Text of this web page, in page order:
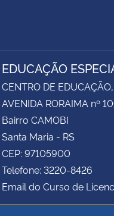
EDUCAÇÃO
CENTRO DE
AVENIDA RORAIMA nº
Bairro CAMOBI
Santa Maria - RS
CEP: 97105900
Telefone: 3220-8426
Email do Curso de